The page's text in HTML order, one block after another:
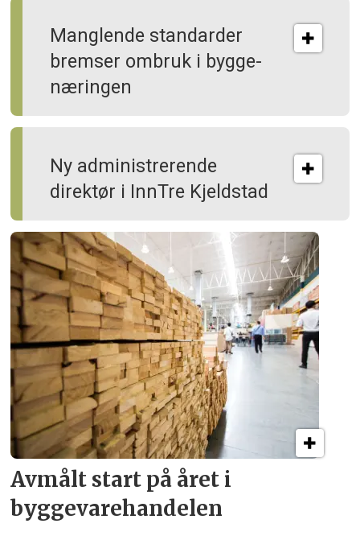
Manglende standarder
bremser ombruk i bygge­
næringen
Ny administrerende
direktør i InnTre Kjeldstad
Avmålt start på året i
byggevare­handelen